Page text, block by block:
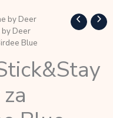
by Deer
Deer
Blue